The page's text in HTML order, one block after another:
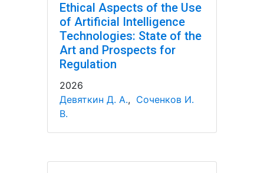
Ethical Aspects of the Use
of Artificial Intelligence
Technologies: State of the
Art and Prospects for
Regulation
2026
Девяткин Д. А., Соченков И.
В.